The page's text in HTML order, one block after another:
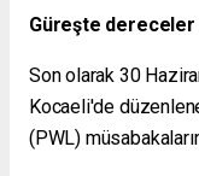
Güreşte
Son olarak 30
Kocaeli'de
(PWL)